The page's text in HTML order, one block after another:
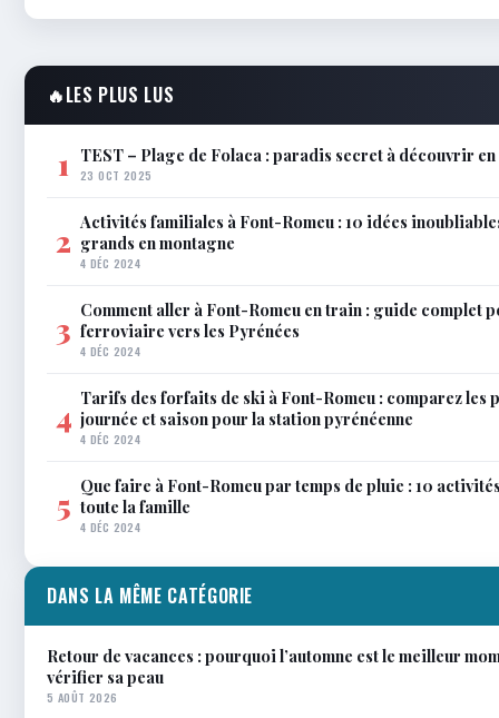
🔥LES PLUS LUS
1 TEST – Plage de Folaca : paradis secret à découvrir
23 OCT 2025
2 Activités familiales à Font-Romeu : 10 idées
grands en montagne
4 DÉC 2024
3 Comment aller à Font-Romeu en train : guide complet
ferroviaire vers les Pyrénées
4 DÉC 2024
4 Tarifs des forfaits de ski à Font-Romeu : comparez les
journée et saison pour la station pyrénéenne
4 DÉC 2024
5 Que faire à Font-Romeu par temps de pluie : 10
toute la famille
4 DÉC 2024
DANS LA MÊME CATÉGORIE
Retour de vacances : pourquoi l’automne est le meilleur
vérifier sa peau
5 AOÛT 2026